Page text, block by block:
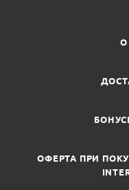
О
ОФЕРТА ПРИ